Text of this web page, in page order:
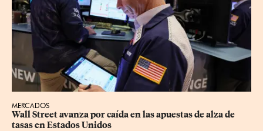
MERCADOS
Wall Street avanza por caída en las apuestas de alza de
tasas en Estados Unidos